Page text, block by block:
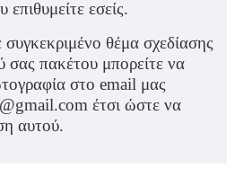
εσείς.
συγκεκριμένο θέμα σχεδίασης
σας πακέτου μπορείτε να
στο email μας
έτσι ώστε να
αυτού.